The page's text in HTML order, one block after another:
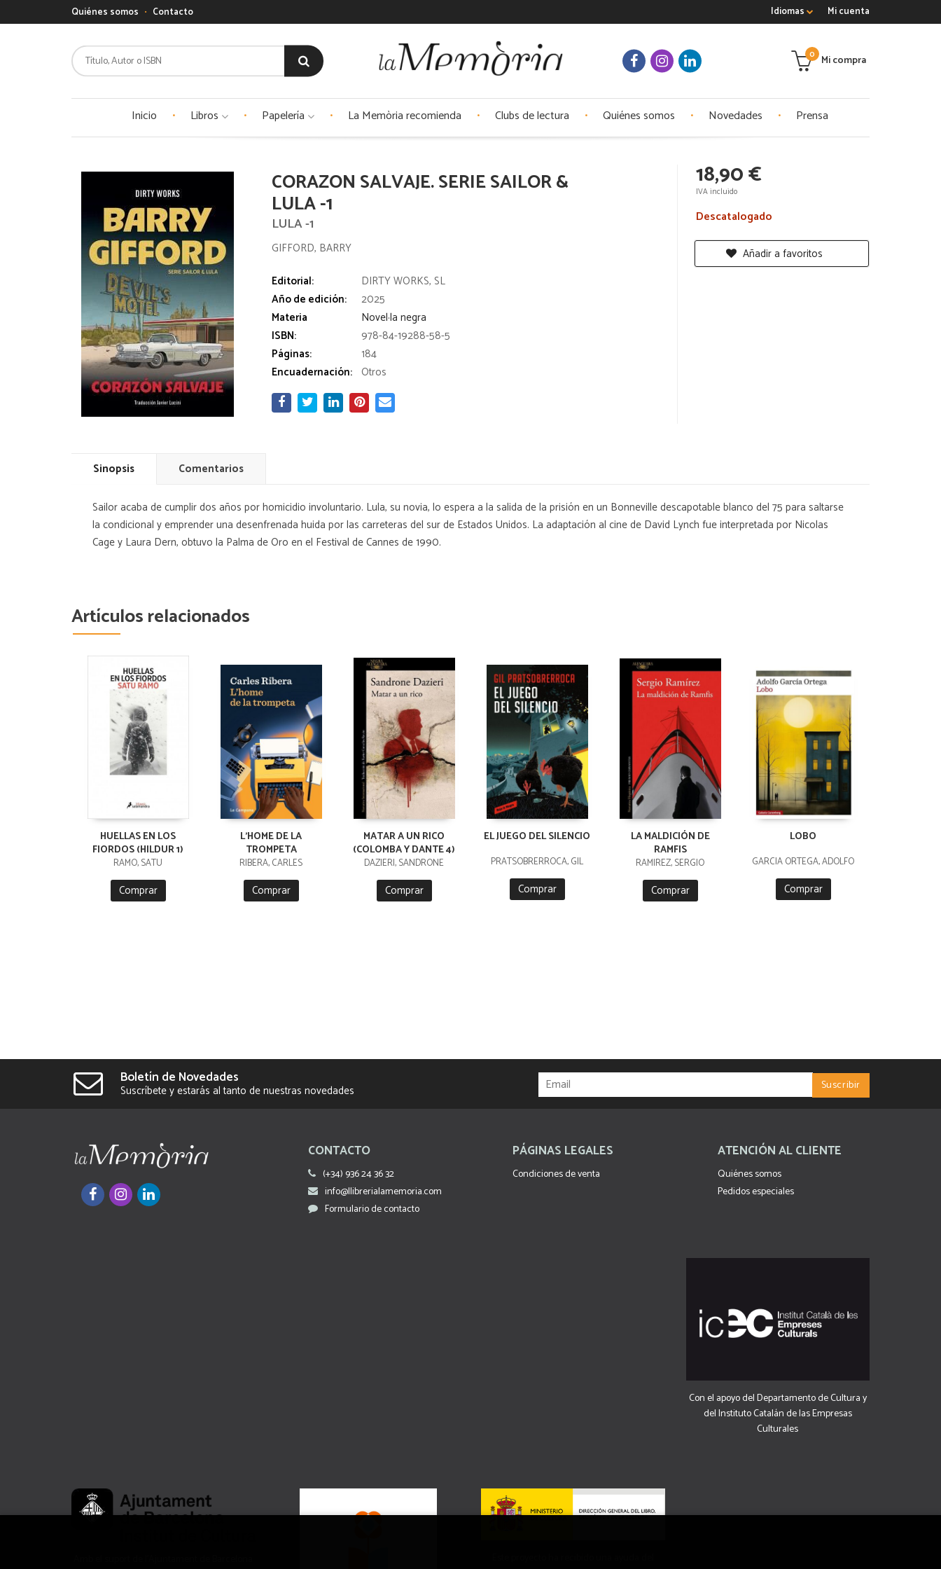
Mi cuenta
Idiomas
Quiénes somos Contacto
Mi compra
0
Inicio Libros Papelería La Memòria recomienda Clubs de lectura Quiénes somos Novedades Prensa
CORAZON SALVAJE. SERIE SAILOR &
LULA -1
LULA -1
GIFFORD, BARRY
Editorial:
DIRTY WORKS, SL
Año de edición:
2025
Materia
Novel·la negra
ISBN:
978-84-19288-58-5
Páginas:
184
Encuadernación: Otros
18,90 €
IVA incluido
Descatalogado
Añadir a favoritos
Sinopsis Comentarios
Sailor acaba de cumplir dos años por homicidio involuntario. Lula, su novia, lo espera a la salida de la prisión en un Bonneville descapotable blanco del 75 para saltarse
la condicional y emprender una desenfrenada huida por las carreteras del sur de Estados Unidos. La adaptación al cine de David Lynch fue interpretada por Nicolas
Cage y Laura Dern, obtuvo la Palma de Oro en el Festival de Cannes de 1990.
Artículos relacionados
HUELLAS EN LOS
FIORDOS (HILDUR 1)
RÄMÖ, SATU
Comprar
L'HOME DE LA
TROMPETA
RIBERA, CARLES
Comprar
MATAR A UN RICO
(COLOMBA Y DANTE 4)
DAZIERI, SANDRONE
Comprar
EL JUEGO DEL SILENCIO
PRATSOBRERROCA, GIL
Comprar
LA MALDICIÓN DE
RAMFIS
RAMIREZ, SERGIO
Comprar
LOBO
GARCIA ORTEGA, ADOLFO
Comprar
Boletín de Novedades
Suscríbete y estarás al tanto de nuestras novedades
CONTACTO
(+34) 936 24 36 32
info@llibrerialamemoria.com
Formulario de contacto
PÁGINAS LEGALES
Condiciones de venta
ATENCIÓN AL CLIENTE
Quiénes somos
Pedidos especiales
Con el apoyo del Departamento de Cultura y
del Instituto Catalán de las Empresas
Culturales